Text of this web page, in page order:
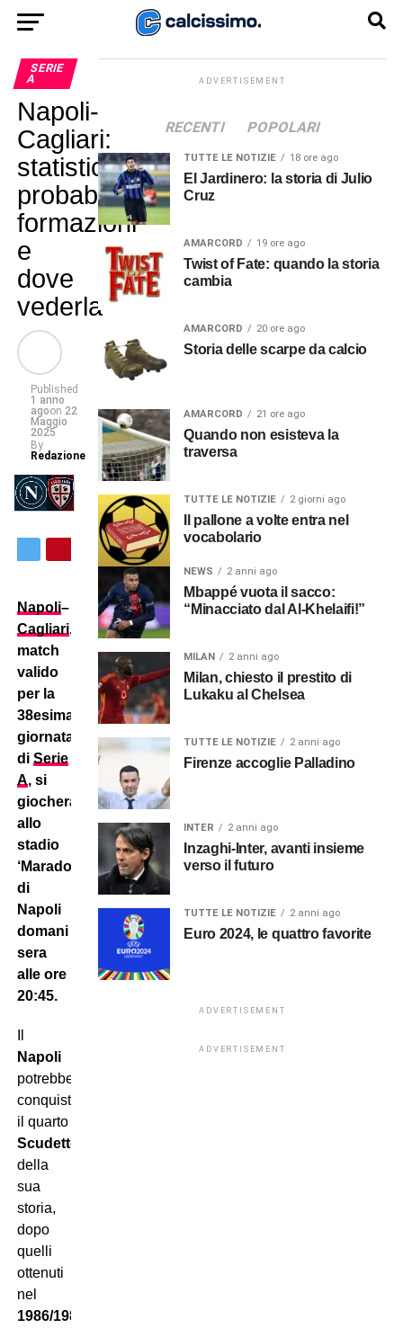
SERIE
A
Napoli-
Cagliari:
statistiche,
probabili
formazioni
e
dove
vederla
Published
1 anno
agoon 22
Maggio
2025
By
Redazione
Napoli–
Cagliari,
match
valido
per la
38esima
giornata
di Serie
A, si
giocherà
allo
stadio
‘Maradona’
di
Napoli
domani
sera
alle ore
20:45.
Napoli
potrebbe
conquistare
il quarto
Scudetto
della
sua
storia,
dopo
quelli
ottenuti
nel
1986/1987
ADVERTISEMENT
RECENTI POPOLARI
TUTTE LE NOTIZIE 18 ore ago
El Jardinero: la storia di Julio
Cruz
AMARCORD 19 ore ago
Twist of Fate: quando la storia
cambia
AMARCORD 20 ore ago
Storia delle scarpe da calcio
AMARCORD 21 ore ago
Quando non esisteva la
traversa
TUTTE LE NOTIZIE 2 giorni ago
Il pallone a volte entra nel
vocabolario
NEWS 2 anni ago
Mbappé vuota il sacco:
“Minacciato dal Al-Khelaifi!”
MILAN 2 anni ago
Milan, chiesto il prestito di
Lukaku al Chelsea
TUTTE LE NOTIZIE 2 anni ago
Firenze accoglie Palladino
INTER 2 anni ago
Inzaghi-Inter, avanti insieme
verso il futuro
TUTTE LE NOTIZIE 2 anni ago
Euro 2024, le quattro favorite
ADVERTISEMENT
ADVERTISEMENT